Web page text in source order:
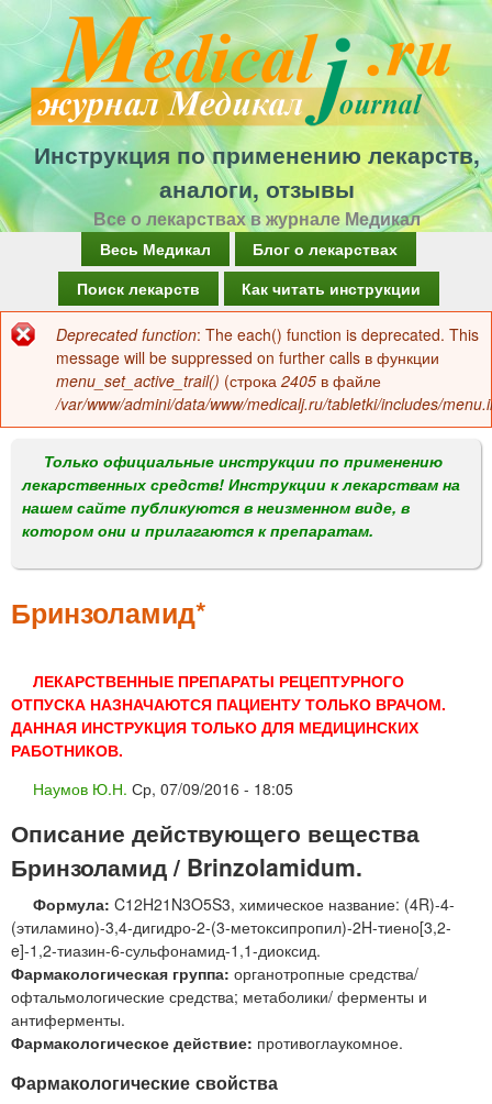
Перейти
к
основному
содержанию
Инструкция по применению лекарств,
аналоги, отзывы
Все о лекарствах в журнале Медикал
а
в
о
м
е
н
Весь Медикал
Блог о лекарствах
Поиск лекарств
Как читать инструкции
Сообщение
об
ошибке
Deprecated function: The each() function is deprecated. This
message will be suppressed on further calls в функции
menu_set_active_trail() (строка 2405 в файле
/var/www/admini/data/www/medicalj.ru/tabletki/includes/
Только официальные инструкции по применению
лекарственных средств! Инструкции к лекарствам на
нашем сайте публикуются в неизменном виде, в
котором они и прилагаются к препаратам.
Бринзоламид*
ЛЕКАРСТВЕННЫЕ ПРЕПАРАТЫ РЕЦЕПТУРНОГО
ОТПУСКА НАЗНАЧАЮТСЯ ПАЦИЕНТУ ТОЛЬКО ВРАЧОМ.
ДАННАЯ ИНСТРУКЦИЯ ТОЛЬКО ДЛЯ МЕДИЦИНСКИХ
РАБОТНИКОВ.
Наумов Ю.Н. Ср, 07/09/2016 - 18:05
Описание действующего вещества
Бринзоламид / Brinzolamidum.
Формула: C12H21N3O5S3, химическое название: (4R)-4-
(этиламино)-3,4-дигидро-2-(3-метоксипропил)-2H-тиено[3,2-
e]-1,2-тиазин-6-сульфонамид-1,1-диоксид.
Фармакологическая группа: органотропные средства/
офтальмологические средства; метаболики/ ферменты и
антиферменты.
Фармакологическое действие: противоглаукомное.
Фармакологические свойства